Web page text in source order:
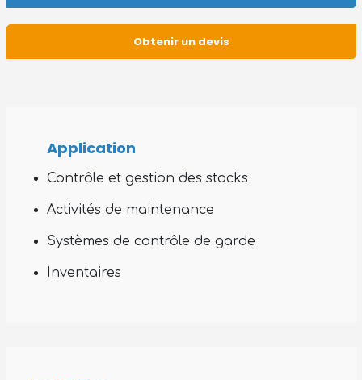
Obtenir un devis
Application
Contrôle et gestion des stocks
Activités de maintenance
Systèmes de contrôle de garde
Inventaires